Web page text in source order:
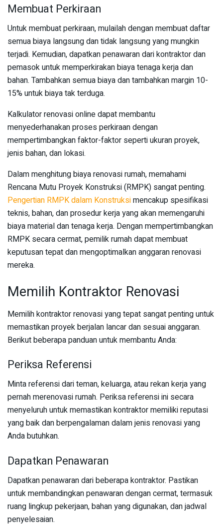
Membuat Perkiraan
Untuk membuat perkiraan, mulailah dengan membuat daftar
semua biaya langsung dan tidak langsung yang mungkin
terjadi. Kemudian, dapatkan penawaran dari kontraktor dan
pemasok untuk memperkirakan biaya tenaga kerja dan
bahan. Tambahkan semua biaya dan tambahkan margin 10-
15% untuk biaya tak terduga.
Kalkulator renovasi online dapat membantu
menyederhanakan proses perkiraan dengan
mempertimbangkan faktor-faktor seperti ukuran proyek,
jenis bahan, dan lokasi.
Dalam menghitung biaya renovasi rumah, memahami
Rencana Mutu Proyek Konstruksi (RMPK) sangat penting.
Pengertian RMPK dalam Konstruksimencakup spesifikasi
teknis, bahan, dan prosedur kerja yang akan memengaruhi
biaya material dan tenaga kerja. Dengan mempertimbangkan
RMPK secara cermat, pemilik rumah dapat membuat
keputusan tepat dan mengoptimalkan anggaran renovasi
mereka.
Memilih Kontraktor Renovasi
Memilih kontraktor renovasi yang tepat sangat penting untuk
memastikan proyek berjalan lancar dan sesuai anggaran.
Berikut beberapa panduan untuk membantu Anda:
Periksa Referensi
Minta referensi dari teman, keluarga, atau rekan kerja yang
pernah merenovasi rumah. Periksa referensi ini secara
menyeluruh untuk memastikan kontraktor memiliki reputasi
yang baik dan berpengalaman dalam jenis renovasi yang
Anda butuhkan.
Dapatkan Penawaran
Dapatkan penawaran dari beberapa kontraktor. Pastikan
untuk membandingkan penawaran dengan cermat, termasuk
ruang lingkup pekerjaan, bahan yang digunakan, dan jadwal
penyelesaian.